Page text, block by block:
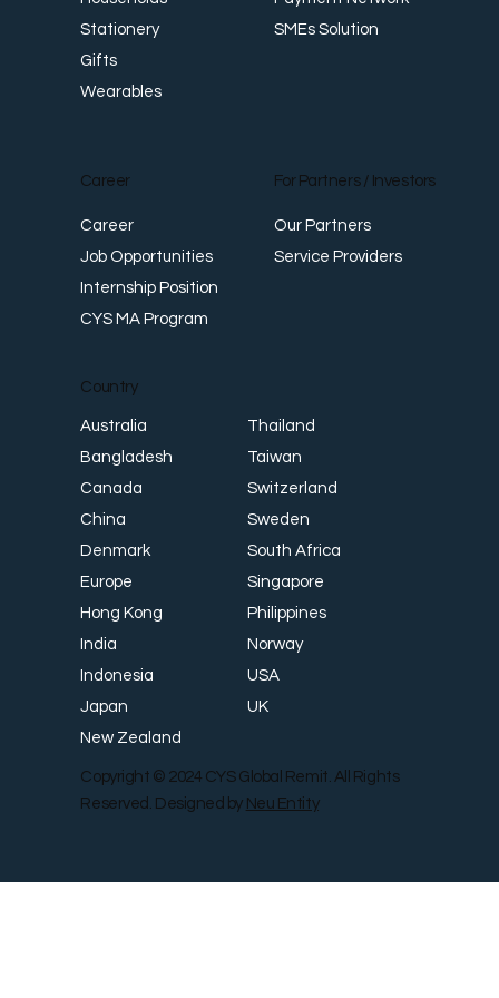
Career
Career
Job Opportunities
Internship Position
CYS MA Program
For Partners / Investors
Our Partners
Service Providers
Stationery
Gifts
Wearables
SMEs Solution
Country
Australia
Bangladesh
Canada
China
Denmark
Europe
Hong Kong
India
Indonesia
Japan
New Zealand
Thailand
Taiwan
Switzerland
Sweden
South Africa
Singapore
Philippines
Norway
USA
UK
Copyright © 2024 CYS Global Remit. All Rights
Reserved. Designed by Neu Entity